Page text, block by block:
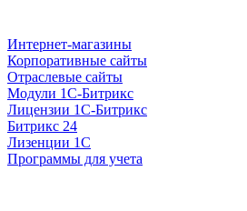
Интернет-магазины
Корпоративные сайты
Отраслевые сайты
Модули 1С-Битрикс
Лицензии 1С-Битрикс
Битрикс 24
Лизенции 1С
Программы для учета